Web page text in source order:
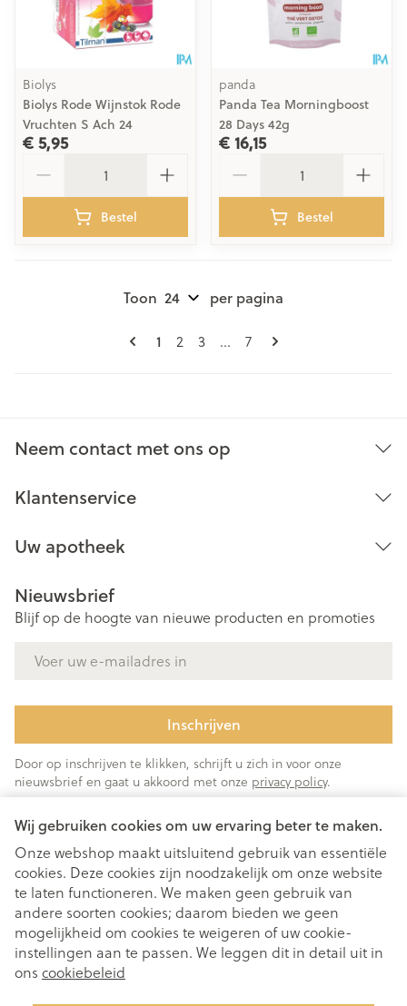
Wij gebruiken cookies om uw ervaring beter te maken.
Onze webshop maakt uitsluitend gebruik van essentiële
cookies. Deze cookies zijn noodzakelijk om onze website
te laten functioneren. We maken geen gebruik van
andere soorten cookies; daarom bieden we geen
mogelijkheid om cookies te weigeren of uw cookie-
instellingen aan te passen. We leggen dit in detail uit in
ons cookiebeleid
Biolys
Biolys Rode Wijnstok Rode
Vruchten S Ach 24
€ 5,95
Bestel
panda
Panda Tea Morningboost
28 Days 42g
€ 16,15
Bestel
Pagina's
U lees momenteel pagina
1 Pagina
2 Pagina
3 ... Pagina
7
Toon per pagina
Neem contact met ons op
Klantenservice
Uw apotheek
Nieuwsbrief
Blijf op de hoogte van nieuwe producten en promoties
Inschrijven
Door op inschrijven te klikken, schrijft u zich in voor onze
nieuwsbrief en gaat u akkoord met onze privacy policy.
Juridische links